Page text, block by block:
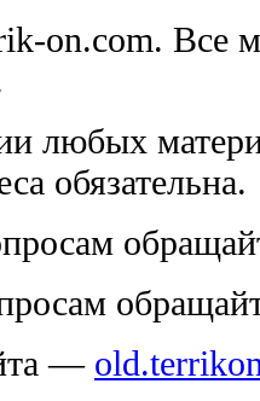
on.com. Все
любых
обязательна.
—